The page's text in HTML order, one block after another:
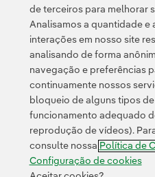
Política
Transparência no uso da IA Política
Acessibilidade
de terceiros para melhorar
Analisamos a quantidade e
interações em nosso site
analisando de forma
navegação e preferências
continuamente nossos
bloqueio de alguns tipos
funcionamento adequado
reprodução de vídeos).
consulte nossa Política de
Configuração de cookies